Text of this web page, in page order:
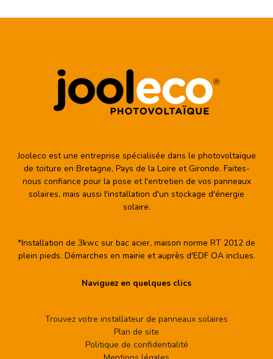
Jooleco est une entreprise spécialisée dans le photovoltaïque
de toiture en Bretagne, Pays de la Loire et Gironde. Faites-
nous confiance pour la pose et l'entretien de vos panneaux
solaires, mais aussi l'installation d'un stockage d'énergie
solaire.
*Installation de 3kwc sur bac acier, maison norme RT 2012 de
plein pieds. Démarches en mairie et auprès d'EDF OA inclues.
Naviguez en quelques clics
Trouvez votre installateur de panneaux solaires
Plan de site
Politique de confidentialité